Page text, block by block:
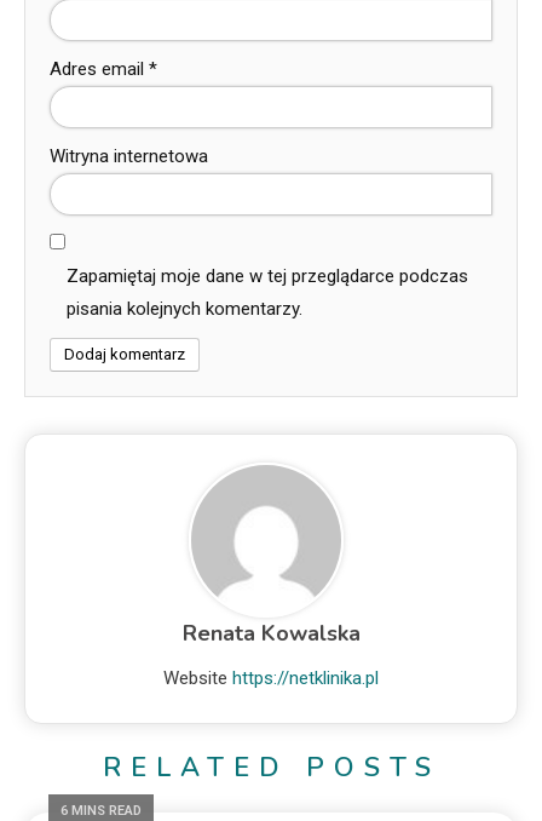
Adres email *
Witryna internetowa
Zapamiętaj moje dane w tej przeglądarce podczas
pisania kolejnych komentarzy.
Renata Kowalska
Website https://netklinika.pl
RELATED POSTS
6 MINS READ